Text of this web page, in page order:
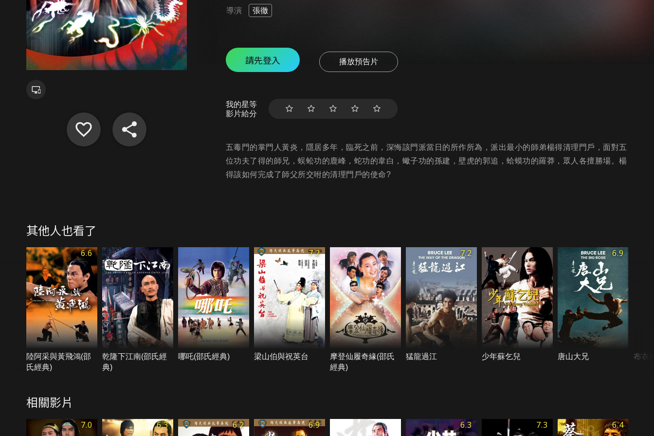
導演 張徹
請先登入 播放預告片
我的星等
影片給分
五毒門的掌門人黃炎，隱居多年，臨死之前，深悔該門派當日的所作所為，派出最小的師弟楊得清理門戶，面對五
位功夫了得的師兄，蜈蚣功的鹿峰，蛇功的韋白，蠍子功的孫建，壁虎的郭追，蛤蟆功的羅莽，眾人各擅勝場。楊
得該如何完成了師父所交咐的清理門戶的使命?
其他人也看了
6.6
陸阿采與黃飛鴻(邵
氏經典)
乾隆下江南(邵氏經
典)
哪吒(邵氏經典)
7.2
梁山伯與祝英台
摩登仙履奇緣(邵氏
經典)
7.2
猛龍過江 少年蘇乞兒
6.9
唐山大兄 布衣
相關影片
7.0 6.3 6.2 6.9 6.3 7.3 6.4